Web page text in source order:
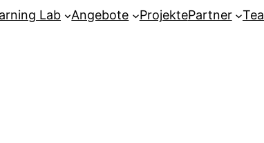
Lab Angebote ProjektePartner